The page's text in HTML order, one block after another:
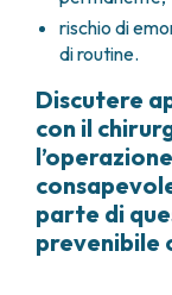
rischio di
di routine.
Discutere
con il
parte di
prevenibile